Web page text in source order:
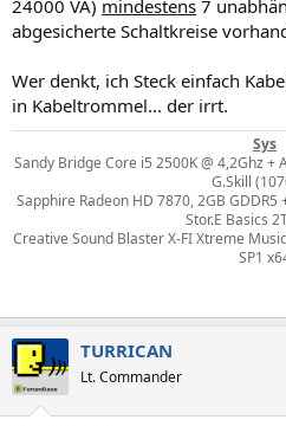
24000 VA) mindestens 7
abgesicherte Schaltkreise
Wer denkt, ich Steck einfach
in Kabeltrommel... der irrt.
Sys
Sandy Bridge Core i5 2500K @ 4,2Ghz +
G.Skill
Sapphire Radeon HD 7870, 2GB GDDR5
Stor.E Basics
Creative Sound Blaster X-FI Xtreme
SP1
TURRICAN
Lt. Commander